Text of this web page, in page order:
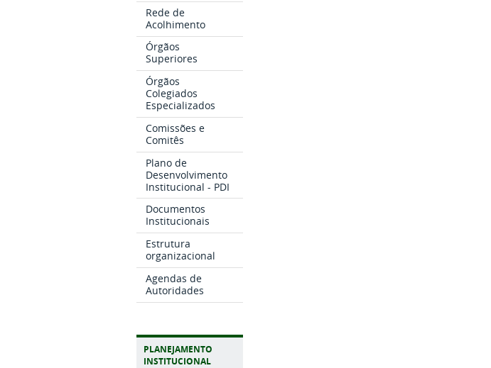
Rede de
Acolhimento
Órgãos
Superiores
Órgãos
Colegiados
Especializados
Comissões e
Comitês
Plano de
Desenvolvimento
Institucional - PDI
Documentos
Institucionais
Estrutura
organizacional
Agendas de
Autoridades
PLANEJAMENTO
INSTITUCIONAL